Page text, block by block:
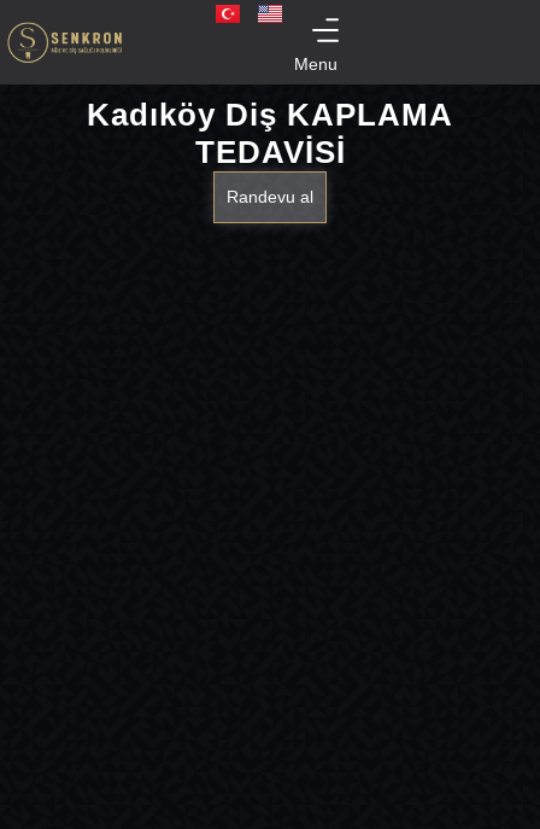
Menu
Kadıköy Diş KAPLAMA
TEDAVİSİ
Randevu al